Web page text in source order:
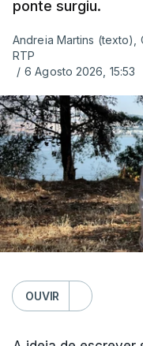
ponte surgiu.
Andreia Martins (texto),
RTP
/ 6 Agosto 2026, 15:53
OUVIR